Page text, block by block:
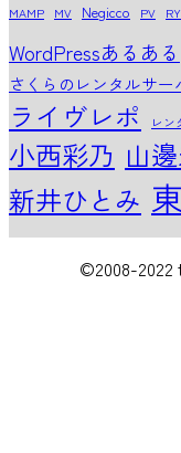
MAMP MV Negicco PV
WordPressあるある
さくらのレンタルサー
ライヴレポ レン
小西彩乃 山
新井ひとみ
©2008-2022